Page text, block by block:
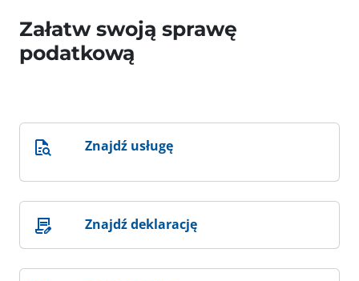
Załatw swoją sprawę
podatkową
Znajdź usługę
Znajdź deklarację